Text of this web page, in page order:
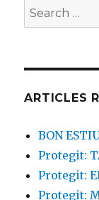
Search
for:
ARTICLES
BON
Protegit:
Protegit:
Protegit: